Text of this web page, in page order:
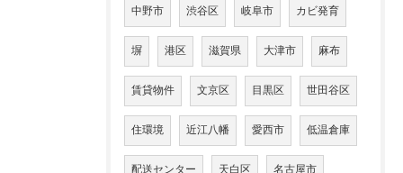
中野市 渋谷区 岐阜市 カビ発育
塀 港区 滋賀県 大津市 麻布
賃貸物件 文京区 目黒区 世田谷区
住環境 近江八幡 愛西市 低温倉庫
配送センター 天白区 名古屋市